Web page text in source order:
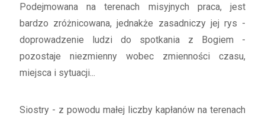
Podejmowana na terenach misyjnych praca, jest
bardzo zróżnicowana, jednakże zasadniczy jej rys -
doprowadzenie ludzi do spotkania z Bogiem -
pozostaje niezmienny wobec zmienności czasu,
miejsca i sytuacji...
Siostry - z powodu małej liczby kapłanów na terenach